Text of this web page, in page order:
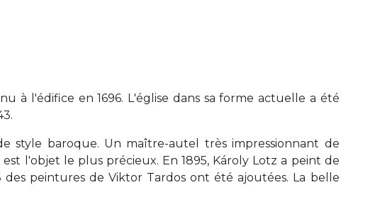
à l'édifice en 1696. L'église dans sa forme actuelle a été
style baroque. Un maître-autel très impressionnant de
est l'objet le plus précieux. En 1895, Károly Lotz a peint de
des peintures de Viktor Tardos ont été ajoutées. La belle